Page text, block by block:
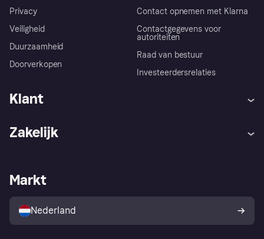
Privacy
Veiligheid
Duurzaamheid
Doorverkopen
Contact opnemen met Klarna
Contactgegevens voor
autoriteiten
Raad van bestuur
Investeerdersrelaties
Klant
Winkeloverzicht
Kopersbescherming voor
consumenten
Zakelijk
Zakelijke login
Markt
Nederland